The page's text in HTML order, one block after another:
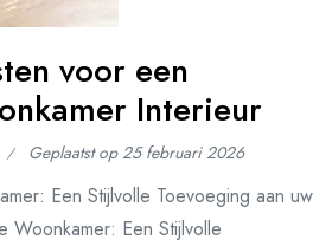
voor een
Interieur
Geplaatst op25 februari 2026
Een Stijlvolle Toevoeging aan uw
Woonkamer: Een Stijlvolle